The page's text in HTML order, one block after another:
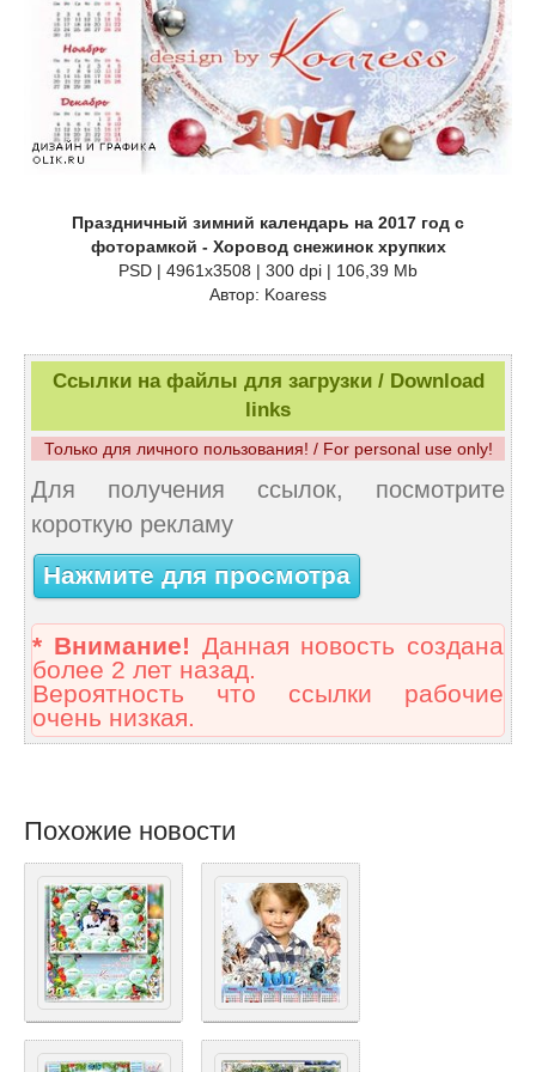
Праздничный зимний календарь на 2017 год с
фоторамкой - Хоровод снежинок хрупких
PSD | 4961x3508 | 300 dpi | 106,39 Mb
Автор: Koaress
Ссылки на файлы для загрузки / Download
links
Только для личного пользования! / For personal use only!
Для получения ссылок, посмотрите
короткую рекламу
Нажмите для просмотра
* Внимание! Данная новость создана
более 2 лет назад.
Вероятность что ссылки рабочие
очень низкая.
Похожие новости